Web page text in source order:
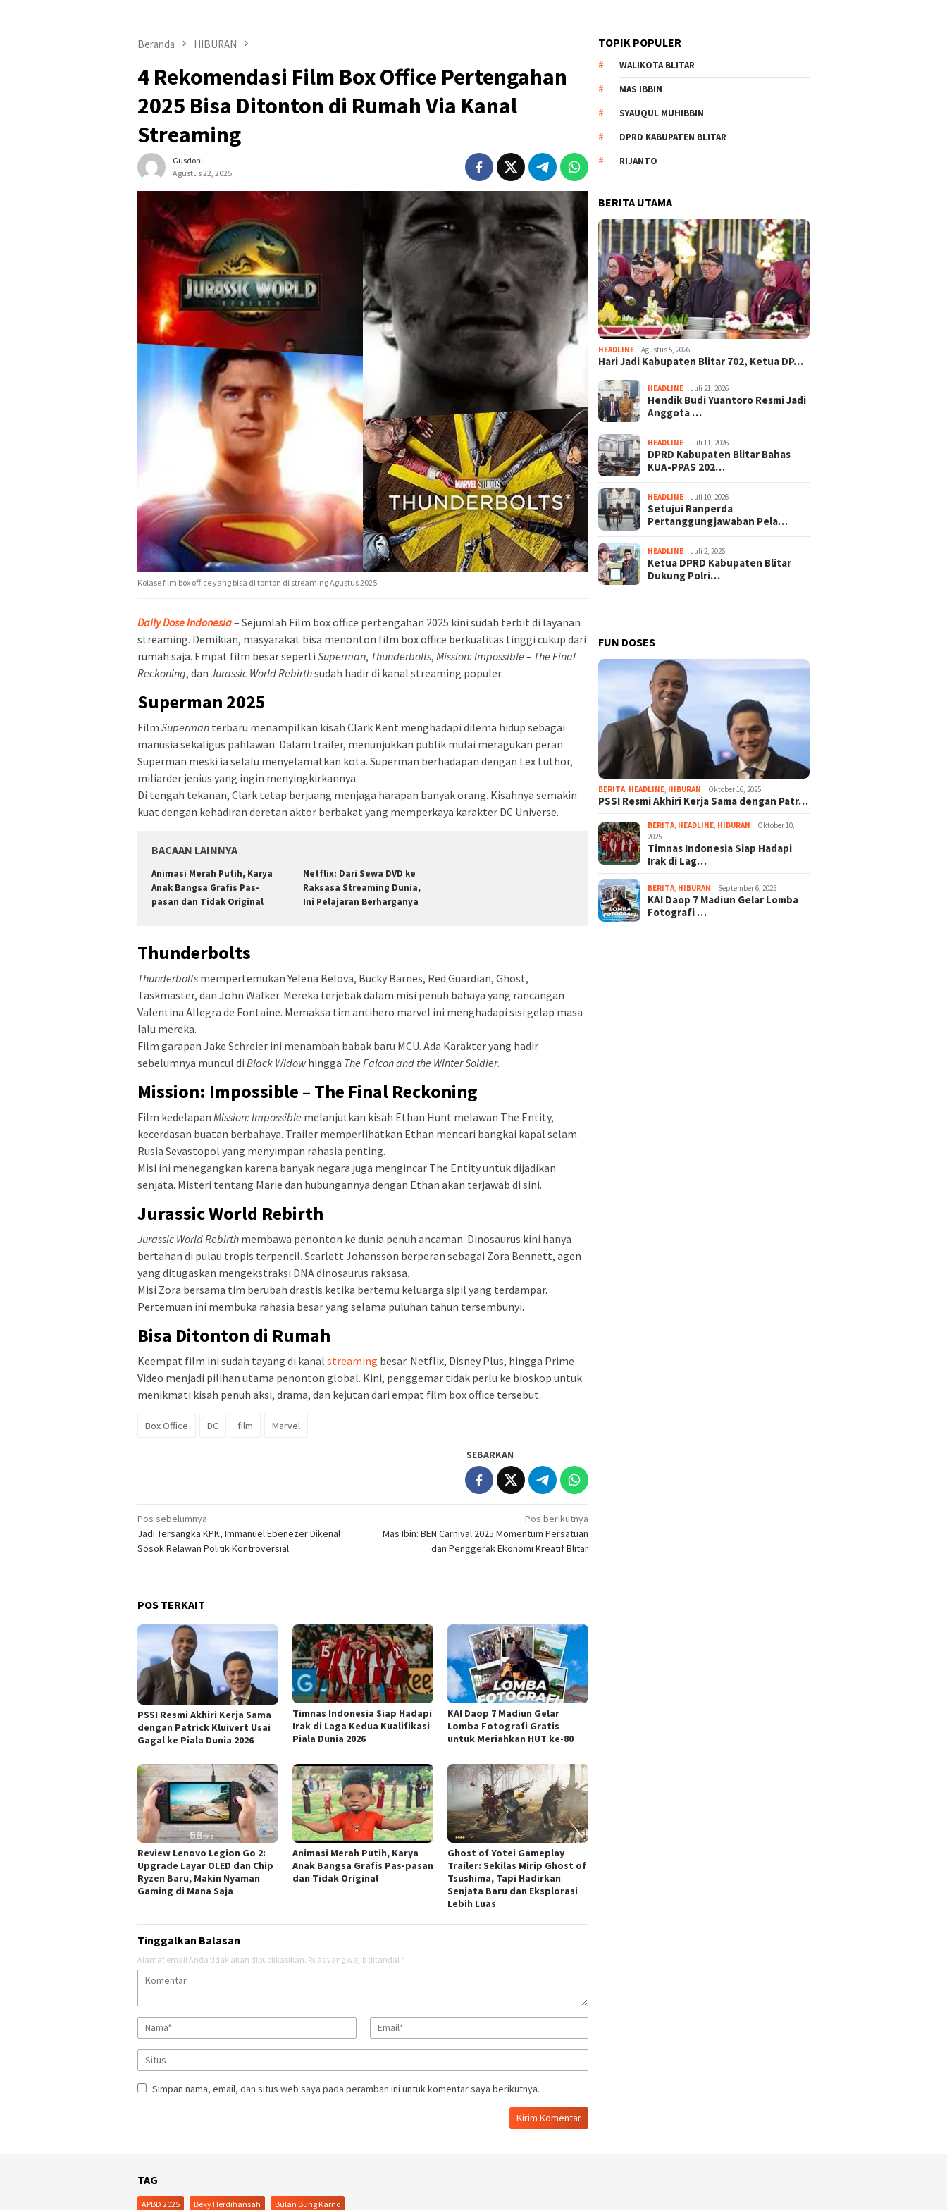
Beranda HIBURAN
4 Rekomendasi Film Box Office Pertengahan
2025 Bisa Ditonton di Rumah Via Kanal
Streaming
Gusdoni
Agustus 22, 2025
Kolase film box office yang bisa di tonton di streaming Agustus 2025
Daily Dose Indonesia– Sejumlah Film box office pertengahan 2025 kini sudah terbit di layanan
streaming. Demikian, masyarakat bisa menonton film box office berkualitas tinggi cukup dari
rumah saja. Empat film besar seperti Superman, Thunderbolts, Mission: Impossible – The Final
Reckoning, dan Jurassic World Rebirthsudah hadir di kanal streaming populer.
Superman 2025
Film Superman terbaru menampilkan kisah Clark Kent menghadapi dilema hidup sebagai
manusia sekaligus pahlawan. Dalam trailer, menunjukkan publik mulai meragukan peran
Superman meski ia selalu menyelamatkan kota. Superman berhadapan dengan Lex Luthor,
miliarder jenius yang ingin menyingkirkannya.
Di tengah tekanan, Clark tetap berjuang menjaga harapan banyak orang. Kisahnya semakin
kuat dengan kehadiran deretan aktor berbakat yang memperkaya karakter DC Universe.
BACAAN LAINNYA
Animasi Merah Putih, Karya
Anak Bangsa Grafis Pas-
pasan dan Tidak Original
Netflix: Dari Sewa DVD ke
Raksasa Streaming Dunia,
Ini Pelajaran Berharganya
Thunderbolts
Thunderbolts mempertemukan Yelena Belova, Bucky Barnes, Red Guardian, Ghost,
Taskmaster, dan John Walker. Mereka terjebak dalam misi penuh bahaya yang rancangan
Valentina Allegra de Fontaine. Memaksa tim antihero marvel ini menghadapi sisi gelap masa
lalu mereka.
Film garapan Jake Schreier ini menambah babak baru MCU. Ada Karakter yang hadir
sebelumnya muncul di Black Widowhingga The Falcon and the Winter Soldier.
Mission: Impossible – The Final Reckoning
Film kedelapan Mission: Impossible melanjutkan kisah Ethan Hunt melawan The Entity,
kecerdasan buatan berbahaya. Trailer memperlihatkan Ethan mencari bangkai kapal selam
Rusia Sevastopol yang menyimpan rahasia penting.
Misi ini menegangkan karena banyak negara juga mengincar The Entity untuk dijadikan
senjata. Misteri tentang Marie dan hubungannya dengan Ethan akan terjawab di sini.
Jurassic World Rebirth
Jurassic World Rebirth membawa penonton ke dunia penuh ancaman. Dinosaurus kini hanya
bertahan di pulau tropis terpencil. Scarlett Johansson berperan sebagai Zora Bennett, agen
yang ditugaskan mengekstraksi DNA dinosaurus raksasa.
Misi Zora bersama tim berubah drastis ketika bertemu keluarga sipil yang terdampar.
Pertemuan ini membuka rahasia besar yang selama puluhan tahun tersembunyi.
Bisa Ditonton di Rumah
Keempat film ini sudah tayang di kanal streaming besar. Netflix, Disney Plus, hingga Prime
Video menjadi pilihan utama penonton global. Kini, penggemar tidak perlu ke bioskop untuk
menikmati kisah penuh aksi, drama, dan kejutan dari empat film box office tersebut.
Box Office DC film Marvel
SEBARKAN
Navigasi
pos
Pos sebelumnya
Jadi Tersangka KPK, Immanuel Ebenezer Dikenal
Sosok Relawan Politik Kontroversial
Pos berikutnya
Mas Ibin: BEN Carnival 2025 Momentum Persatuan
dan Penggerak Ekonomi Kreatif Blitar
POS TERKAIT
PSSI Resmi Akhiri Kerja Sama
dengan Patrick Kluivert Usai
Gagal ke Piala Dunia 2026
Timnas Indonesia Siap Hadapi
Irak di Laga Kedua Kualifikasi
Piala Dunia 2026
KAI Daop 7 Madiun Gelar
Lomba Fotografi Gratis
untuk Meriahkan HUT ke-80
Review Lenovo Legion Go 2:
Upgrade Layar OLED dan Chip
Ryzen Baru, Makin Nyaman
Gaming di Mana Saja
Animasi Merah Putih, Karya
Anak Bangsa Grafis Pas-pasan
dan Tidak Original
Ghost of Yotei Gameplay
Trailer: Sekilas Mirip Ghost of
Tsushima, Tapi Hadirkan
Senjata Baru dan Eksplorasi
Lebih Luas
Tinggalkan Balasan
Alamat email Anda tidak akan dipublikasikan. Ruas yang wajib ditandai *
Simpan nama, email, dan situs web saya pada peramban ini untuk komentar saya berikutnya.
TOPIK POPULER
WALIKOTA BLITAR
MAS IBBIN
SYAUQUL MUHIBBIN
DPRD KABUPATEN BLITAR
RIJANTO
BERITA UTAMA
HEADLINE Agustus 5, 2026
Hari Jadi Kabupaten Blitar 702, Ketua DP…
HEADLINE Juli 21, 2026
Hendik Budi Yuantoro Resmi Jadi
Anggota …
HEADLINE Juli 11, 2026
DPRD Kabupaten Blitar Bahas
KUA-PPAS 202…
HEADLINE Juli 10, 2026
Setujui Ranperda
Pertanggungjawaban Pela…
HEADLINE Juli 2, 2026
Ketua DPRD Kabupaten Blitar
Dukung Polri…
FUN DOSES
BERITA HEADLINE HIBURAN Oktober 16, 2025
PSSI Resmi Akhiri Kerja Sama dengan Patr…
BERITA HEADLINE HIBURAN
Oktober 10,
2025
Timnas Indonesia Siap Hadapi
Irak di Lag…
BERITA HIBURAN September 6, 2025
KAI Daop 7 Madiun Gelar Lomba
Fotografi …
TAG
APBD 2025 Beky Herdihansah Bulan Bung Karno